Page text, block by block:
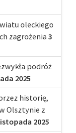
oleckiego
zagrożenia 3
podróż
2025
historię,
Olsztynie z
2025